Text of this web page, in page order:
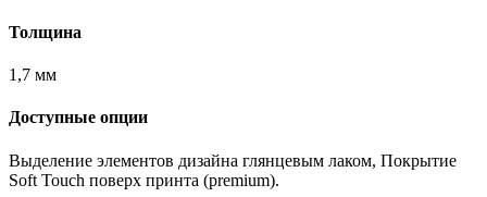
Толщина
1,7 мм
Доступные опции
Выделение элементов дизайна глянцевым лаком, Покрытие
Soft Touch поверх принта (premium).